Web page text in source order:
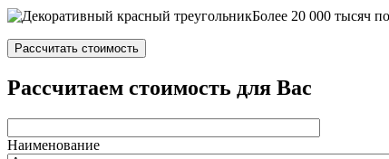
Более 20 000 тысяч
Рассчитать стоимость
Рассчитаем стоимость для Вас
Наименование